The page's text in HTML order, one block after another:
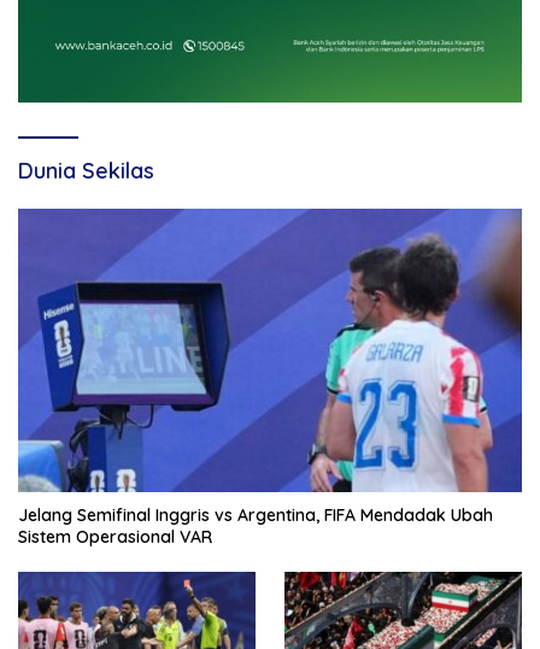
Dunia Sekilas
Jelang Semifinal Inggris vs Argentina, FIFA Mendadak Ubah
Sistem Operasional VAR